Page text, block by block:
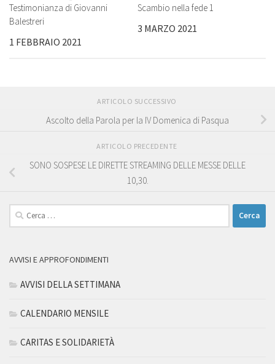
Testimonianza di Giovanni
Balestreri
1 FEBBRAIO 2021
Scambio nella fede 1
3 MARZO 2021
ARTICOLO SUCCESSIVO
Ascolto della Parola per la IV Domenica di Pasqua
ARTICOLO PRECEDENTE
SONO SOSPESE LE DIRETTE STREAMING DELLE MESSE DELLE
10,30.
Ricerca
per:
AVVISI E APPROFONDIMENTI
AVVISI DELLA SETTIMANA
CALENDARIO MENSILE
CARITAS E SOLIDARIETÀ